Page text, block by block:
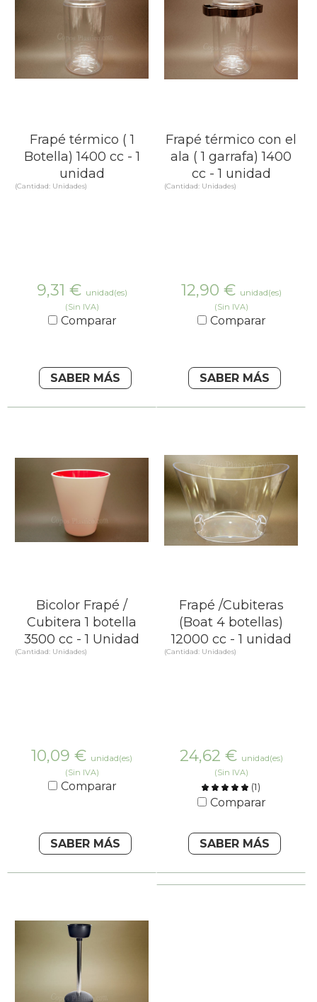
Frapé térmico ( 1
Botella) 1400 cc - 1
unidad
(Cantidad: Unidades)
9,31 € unidad(es)
(Sin IVA)
Comparar
SABER MÁS
Frapé térmico con el
ala ( 1 garrafa) 1400
cc - 1 unidad
(Cantidad: Unidades)
12,90 € unidad(es)
(Sin IVA)
Comparar
SABER MÁS
Bicolor Frapé /
Cubitera 1 botella
3500 cc - 1 Unidad
(Cantidad: Unidades)
10,09 € unidad(es)
(Sin IVA)
Comparar
SABER MÁS
Frapé /Cubiteras
(Boat 4 botellas)
12000 cc - 1 unidad
(Cantidad: Unidades)
24,62 € unidad(es)
(Sin IVA)
(1)
Comparar
SABER MÁS